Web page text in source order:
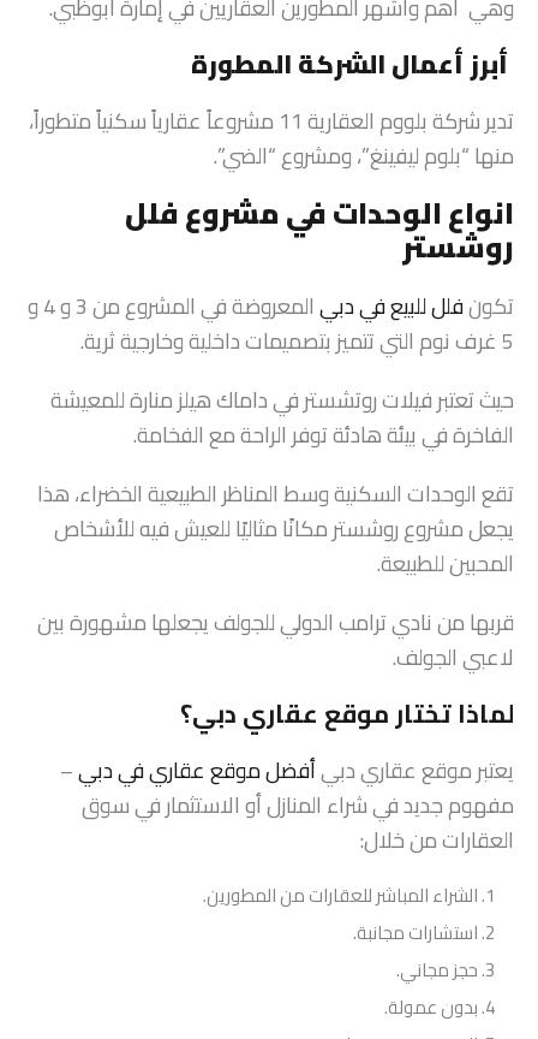
أبرز أعمال الشركة المطورة
تدير شركة بلووم العقارية 11 مشروعاً عقارياً سكنياً متطوراً،
منها “بلوم ليفينغ”، ومشروع “الضي”.
انواع الوحدات في مشروع فلل
روشستر
تكونفلل للبيع في دبي
المعروضة في المشروع من 3 و 4 و
5 غرف نوم التي تتميز بتصميمات داخلية وخارجية ثرية.
حيث تعتبر فيلات روتشستر في داماك هيلز منارة للمعيشة
الفاخرة في بيئة هادئة توفر الراحة مع الفخامة.
تقع الوحدات السكنية وسط المناظر الطبيعية الخضراء، هذا
يجعل مشروع روشستر مكانًا مثاليًا للعيش فيه للأشخاص
المحبين للطبيعة.
قربها من نادي ترامب الدولي للجولف يجعلها مشهورة بين
لاعبي الجولف.
لماذا تختار موقع عقاري دبي؟
يعتبر موقع عقاري دبيأفضل موقع عقاري في دبي–
مفهوم جديد في شراء المنازل أو الاستثمار في سوق
العقارات من خلال:
الشراء المباشر للعقارات من المطورين.
استشارات مجانبة.
حجز مجاني.
بدون عمولة.